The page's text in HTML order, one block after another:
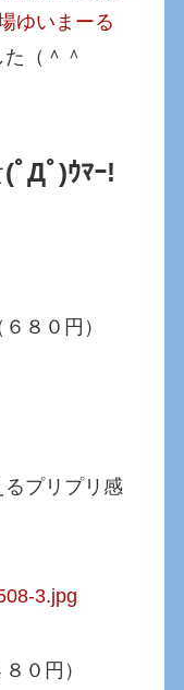
ゆいまーる
（＾＾
(ﾟДﾟ)ｳﾏｰ!
６８０円）
プリプリ感
８０円）